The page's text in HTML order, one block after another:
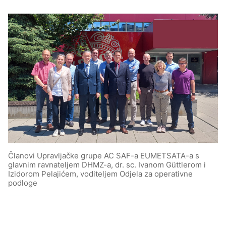
Članovi Upravljačke grupe AC SAF-a EUMETSATA-a s
glavnim ravnateljem DHMZ-a, dr. sc. Ivanom Güttlerom i
Izidorom Pelajićem, voditeljem Odjela za operativne
podloge